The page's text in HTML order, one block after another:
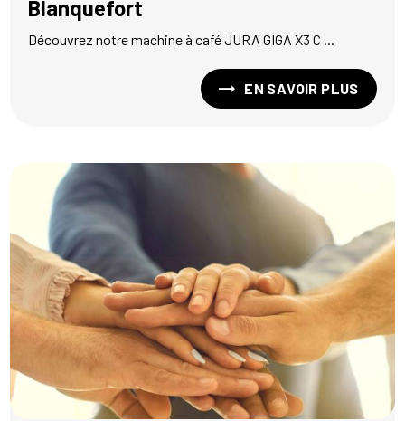
Blanquefort
Découvrez notre machine à café JURA GIGA X3 C ...
EN SAVOIR PLUS